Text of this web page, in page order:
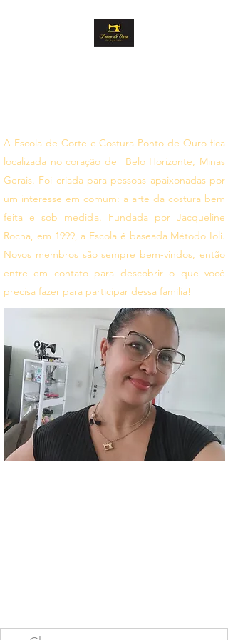
A Escola de Corte e Costura Ponto de Ouro fica
localizada no coração de Belo Horizonte, Minas
Gerais. Foi criada para pessoas apaixonadas por
um interesse em comum: a arte da costura bem
feita e sob medida. Fundada por Jacqueline
Rocha, em 1999, a Escola é baseada Método Ioli.
Novos membros são sempre bem-vindos, então
entre em contato para descobrir o que você
precisa fazer para participar dessa família!